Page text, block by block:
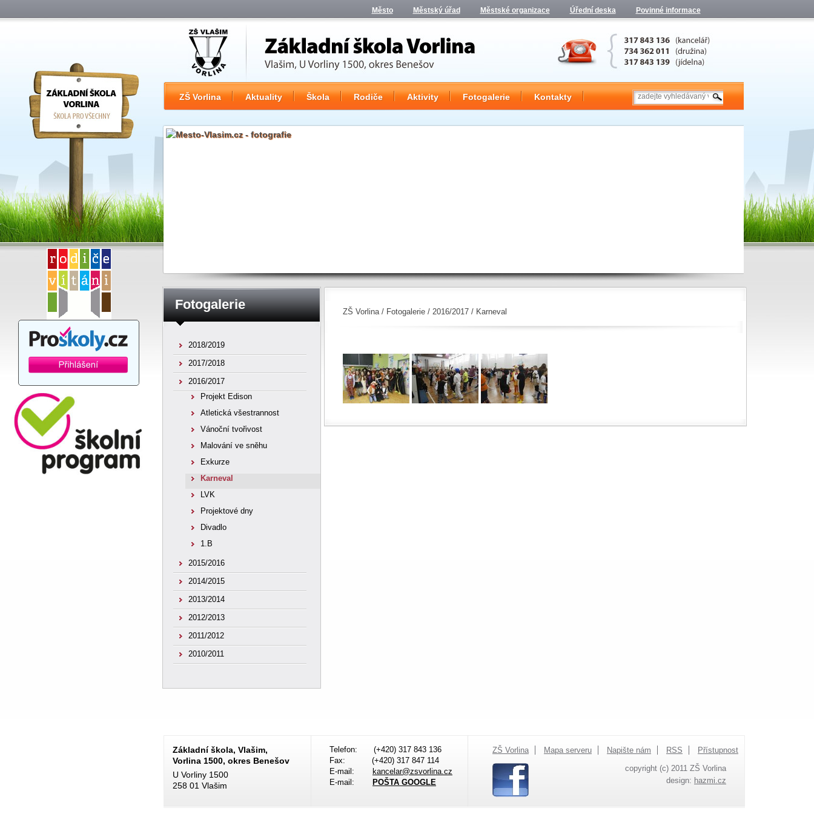
Město Městský úřad Městské organizace Úřední deska Povinné informace
ZŠ Vorlina Aktuality Škola Rodiče Aktivity Fotogalerie Kontakty
Fotogalerie
2018/2019
2017/2018
2016/2017
Projekt Edison
Atletická všestrannost
Vánoční tvořivost
Malování ve sněhu
Exkurze
Karneval
LVK
Projektové dny
Divadlo
1.B
2015/2016
2014/2015
2013/2014
2012/2013
2011/2012
2010/2011
ZŠ Vorlina/ Fotogalerie/ 2016/2017/ Karneval
Základní škola, Vlašim,
Vorlina 1500, okres Benešov
U Vorliny 1500
258 01 Vlašim
Telefon:
(+420) 317 843 136
Fax:
(+420) 317 847 114
E-mail:
kancelar@zsvorlina.cz
E-mail:
POŠTA GOOGLE
ZŠ Vorlina Mapa serveru Napište nám RSS
Přístupnost
copyright (c) 2011 ZŠ Vorlina
design: hazmi.cz